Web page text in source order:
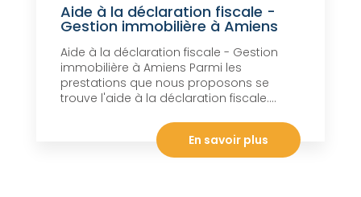
Aide à la déclaration fiscale -
Gestion immobilière à Amiens
Aide à la déclaration fiscale - Gestion
immobilière à Amiens Parmi les
prestations que nous proposons se
trouve l'aide à la déclaration fiscale....
En savoir plus